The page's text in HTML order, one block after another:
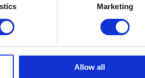
Marketing
Allow all